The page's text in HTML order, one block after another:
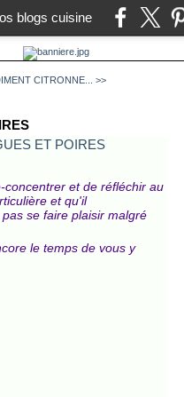
blogs cuisine
CITRONNE... >>
et de réfléchir au
et qu'il
se faire plaisir malgré
le temps de vous y